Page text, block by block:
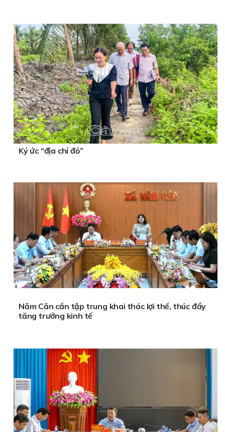
Ký ức “địa chỉ đỏ”
Năm Căn cần tập trung khai thác lợi thế, thúc đẩy
tăng trưởng kinh tế